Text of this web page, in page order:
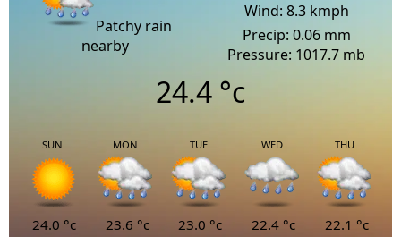
Patchy rain
nearby
Wind: 8.3 kmph
Precip: 0.06 mm
Pressure: 1017.7 mb
24.4 °c
SUN
24.0 °c
MON
23.6 °c
TUE
23.0 °c
WED
22.4 °c
THU
22.1 °c